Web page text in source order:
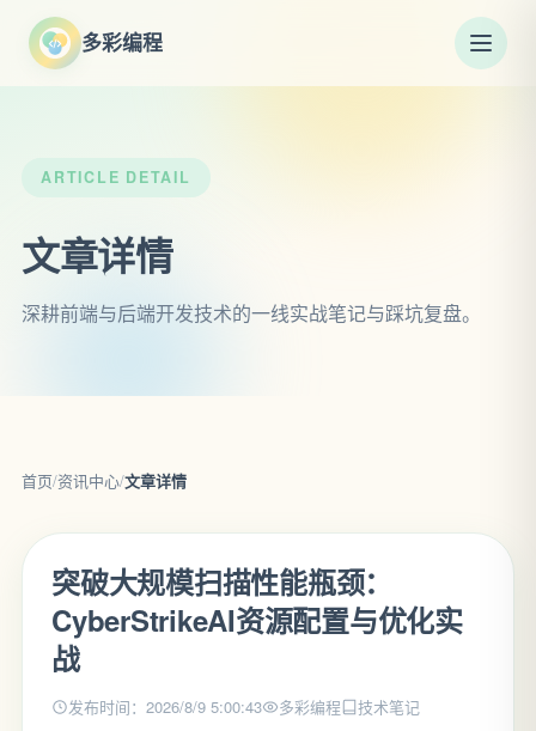
多彩编程
ARTICLE DETAIL
文章详情
深耕前端与后端开发技术的一线实战笔记与踩坑复盘。
首页/资讯中心/文章详情
突破大规模扫描性能瓶颈：
CyberStrikeAI资源配置与优化实
战
发布时间：2026/8/9 5:00:43 多彩编程 技术笔记